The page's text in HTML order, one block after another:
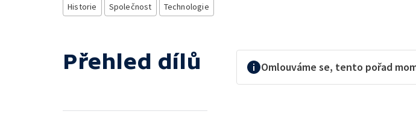
Historie Společnost Technologie
Přehled dílů Omlouváme se, tento pořad